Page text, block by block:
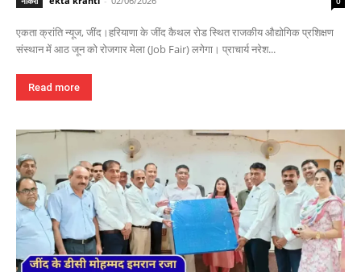
एकता क्रांति न्यूज, जींद।हरियाणा के जींद कैथल रोड स्थित राजकीय औद्योगिक प्रशिक्षण
संस्थान में आठ जून को रोजगार मेला (Job Fair) लगेगा। प्राचार्य नरेश...
Read more